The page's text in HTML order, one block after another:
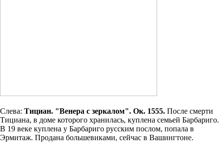
Слева: Тициан. "Венера с зеркалом". Ок. 1555. После смерти
Тициана, в доме которого хранилась, куплена семьей Барбариго.
В 19 веке куплена у Барбариго русским послом, попала в
Эрмитаж. Продана большевиками, сейчас в Вашингтоне.